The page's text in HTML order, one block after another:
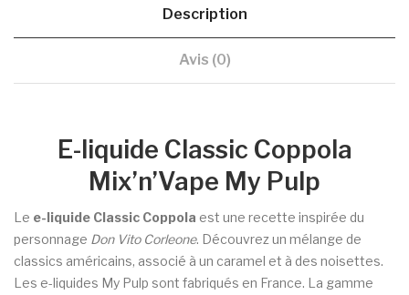
Description
Avis (0)
E-liquide Classic Coppola
Mix’n’Vape My Pulp
Le e-liquide Classic Coppola est une recette inspirée du
personnage Don Vito Corleone. Découvrez un mélange de
classics américains, associé à un caramel et à des noisettes.
Les e-liquides My Pulp sont fabriqués en France. La gamme